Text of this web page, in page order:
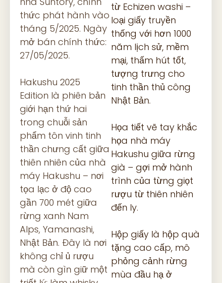
thức phát hành vào
tháng 5/2025. Ngày
mở bán chính thức:
27/05/2025.
Hakushu 2025
Edition là phiên bản
giới hạn thứ hai
trong chuỗi sản
phẩm tôn vinh tinh
thần chưng cất giữa
thiên nhiên của nhà
máy Hakushu – nơi
tọa lạc ở độ cao
gần 700 mét giữa
rừng xanh Nam
Alps, Yamanashi,
Nhật Bản. Đây là nơi
không chỉ ủ rượu
mà còn gìn giữ một
từ Echizen washi –
loại giấy truyền
thống với hơn 1000
năm lịch sử, mềm
mại, thấm hút tốt,
tượng trưng cho
tinh thần thủ công
Nhật Bản.
Họa tiết vẽ tay khắc
họa nhà máy
Hakushu giữa rừng
già – gợi mở hành
trình của từng giọt
rượu từ thiên nhiên
đến ly.
Hộp giấy là hộp quà
tặng cao cấp, mô
phỏng cảnh rừng
mùa đầu hạ ở